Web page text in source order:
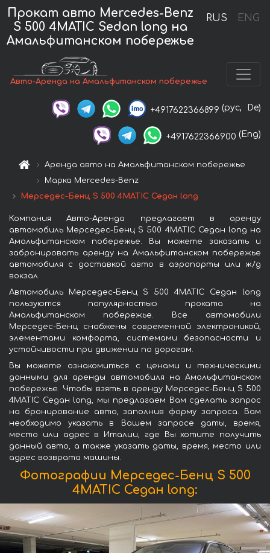
RUS ENG
Прокат авто Mercedes-Benz
S 500 4MATIC Sedan long на
Амальфитанском побережье
Авто-Аренда на Амальфитанском побережье
+4917622366899 (рус, De)
+4917622366900 (Eng)
Аренда авто на Амальфитанском побережье
Марка Mercedes-Benz
Мерседес-Бенц S 500 4MATIC Седан long
Компания Авто-Аренда предлагает в аренду
автомобиль Мерседес-Бенц S 500 4MATIC Седан long на
Амальфитанском побережье. Вы можете заказать и
забронировать аренду на Амальфитанском побережье
автомобиля с доставкой авто в аэропорты или ж/д
вокзал.
Автомобиль Мерседес-Бенц S 500 4MATIC Седан long
пользуются популярностью проката на
Амальфитанском побережье. Все автомобили
Мерседес-Бенц снабжены современной электроникой,
элементами комфорта, системами безопасности и
устойчивости при движении по дорогам.
Вы можете ознакомиться с ценами и техническими
данными для аренды автомобиля на Амальфитанском
побережье. Чтобы взять в аренду Мерседес-Бенц S 500
4MATIC Седан long, мы предлагаем Вам сделать запрос
на бронирование авто, заполнив форму запроса. Вам
необходимо указать в Вашем запросе даты, время,
место или адрес в Италии, где Вы хотите получить
данный авто, а также указать даты, время, место или
адрес возврата машины.
Фотографии Мерседес-Бенц S 500
4MATIC Седан long: